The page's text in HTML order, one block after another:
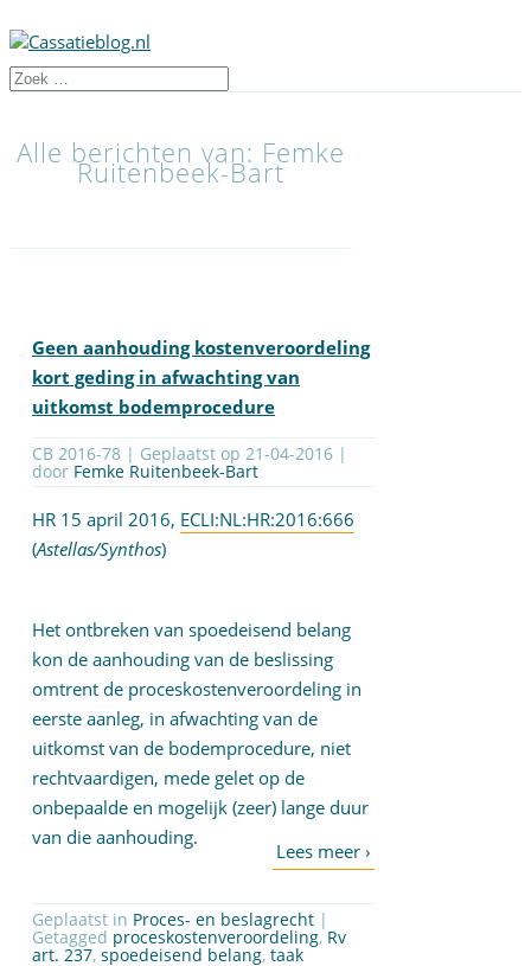
Alle berichten van: Femke
Ruitenbeek-Bart
Geen aanhouding kostenveroordeling
kort geding in afwachting van
uitkomst bodemprocedure
CB 2016-78 | Geplaatst op 21-04-2016 |
door Femke Ruitenbeek-Bart
HR 15 april 2016, ECLI:NL:HR:2016:666
(Astellas/Synthos)
Het ontbreken van spoedeisend belang
kon de aanhouding van de beslissing
omtrent de proceskostenveroordeling in
eerste aanleg, in afwachting van de
uitkomst van de bodemprocedure, niet
rechtvaardigen, mede gelet op de
onbepaalde en mogelijk (zeer) lange duur
van die aanhouding.
Geplaatst in Proces- en beslagrecht
Getagged proceskostenveroordeling,Rv
art. 237, spoedeisend belang, taak